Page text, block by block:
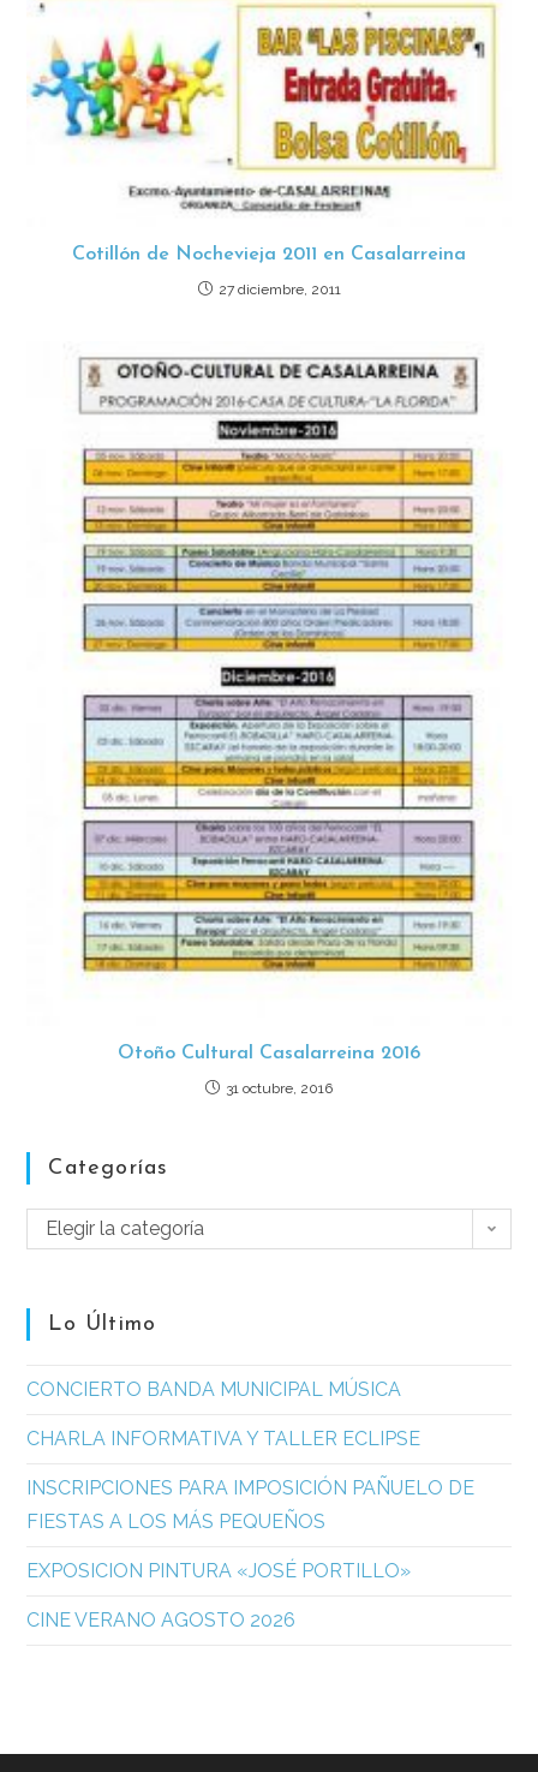
Cotillón de Nochevieja 2011 en Casalarreina
27 diciembre, 2011
Otoño Cultural Casalarreina 2016
31 octubre, 2016
Categorías
Elegir la categoría
Lo Último
CONCIERTO BANDA MUNICIPAL MÚSICA
CHARLA INFORMATIVA Y TALLER ECLIPSE
INSCRIPCIONES PARA IMPOSICIÓN PAÑUELO DE
FIESTAS A LOS MÁS PEQUEÑOS
EXPOSICION PINTURA «JOSÉ PORTILLO»
CINE VERANO AGOSTO 2026